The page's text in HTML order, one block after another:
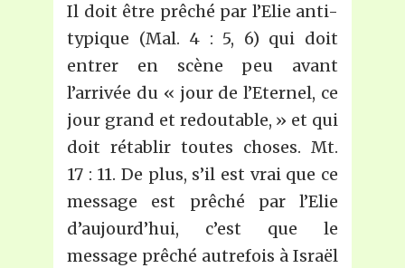
Il doit être prêché par l’Elie anti-
typique (Mal. 4 : 5, 6) qui doit
entrer en scène peu avant
l’arrivée du « jour de l’Eternel, ce
jour grand et redoutable, » et qui
doit rétablir toutes choses. Mt.
17 : 11. De plus, s’il est vrai que ce
message est prêché par l’Elie
d’aujourd’hui, c’est que le
message prêché autrefois à Israël